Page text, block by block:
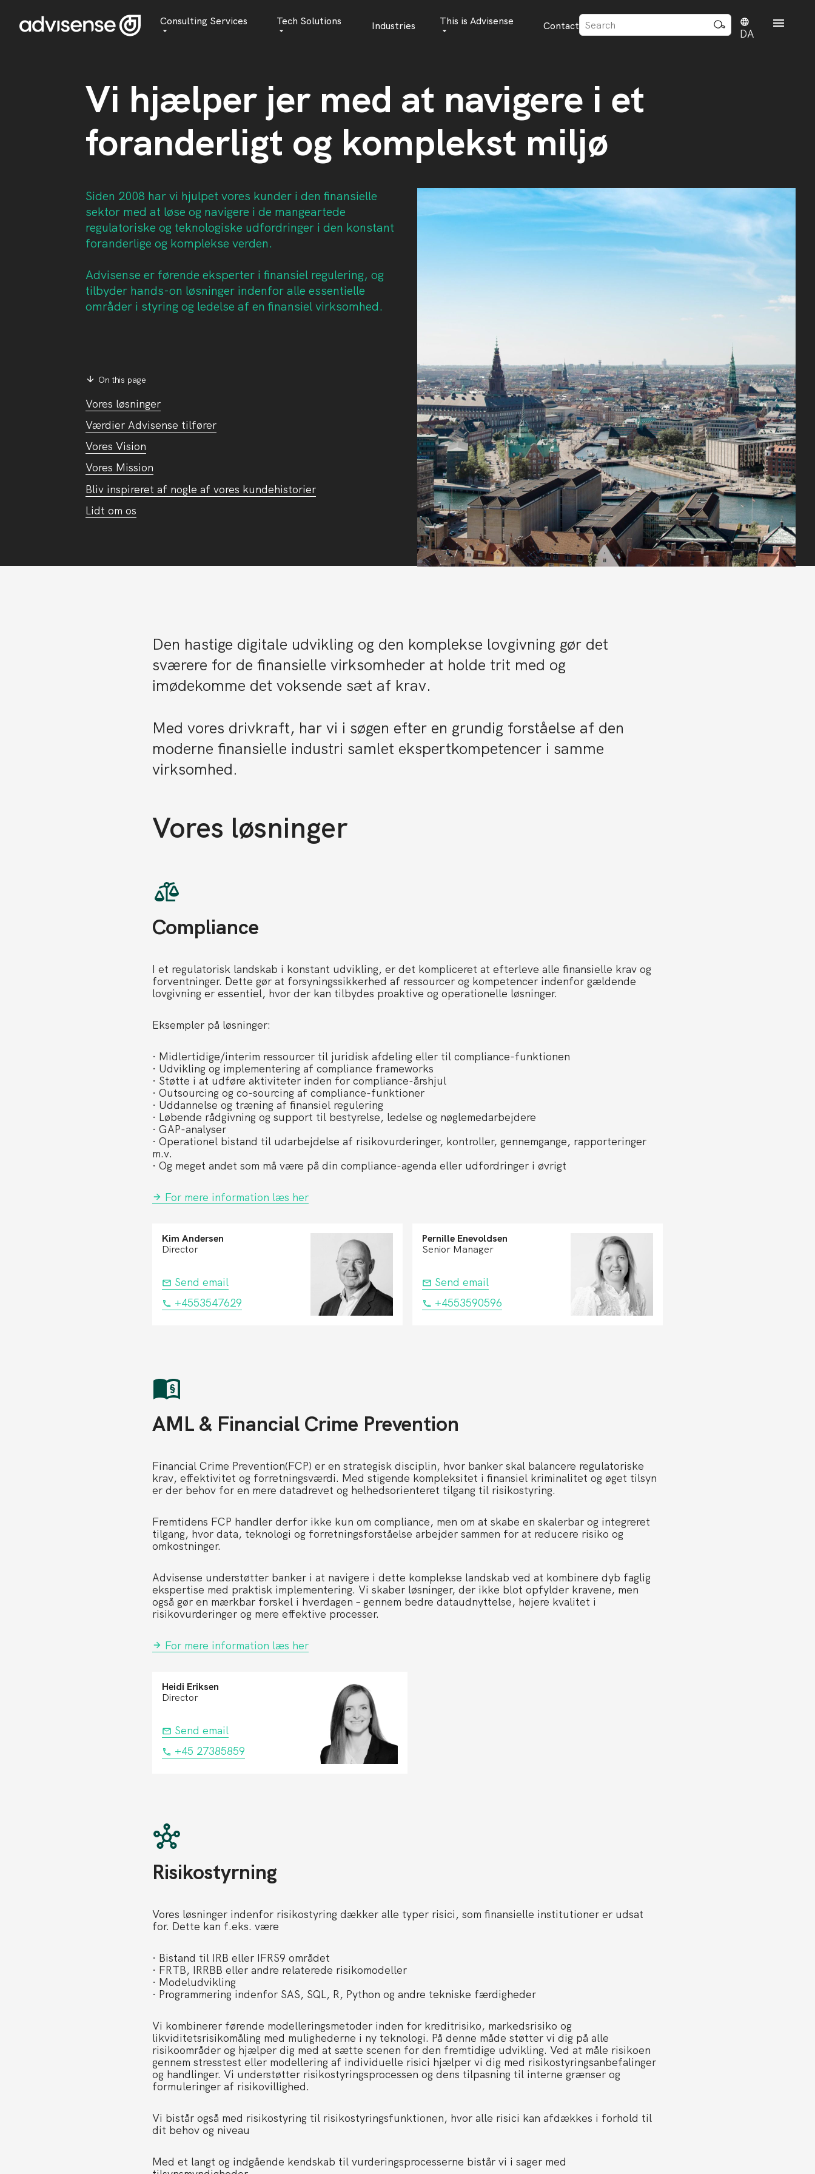
Consulting Services
Managed Services
Tech Solutions
Risk Management
AML Software
Industries This is Advisense
News
Career
Sustainability at Advisense
ContactSök
efter:
DA
Vi hjælper jer med at navigere i et
foranderligt og komplekst miljø
Siden 2008 har vi hjulpet vores kunder i den finansielle
sektor med at løse og navigere i de mangeartede
regulatoriske og teknologiske udfordringer i den konstant
foranderlige og komplekse verden.
Advisense er førende eksperter i finansiel regulering, og
tilbyder hands-on løsninger indenfor alle essentielle
områder i styring og ledelse af en finansiel virksomhed.
On this page
Vores løsninger
Værdier Advisense tilfører
Vores Vision
Vores Mission
Bliv inspireret af nogle af vores kundehistorier
Lidt om os
Den hastige digitale udvikling og den komplekse lovgivning gør det
sværere for de finansielle virksomheder at holde trit med og
imødekomme det voksende sæt af krav.
Med vores drivkraft, har vi i søgen efter en grundig forståelse af den
moderne finansielle industri samlet ekspertkompetencer i samme
virksomhed.
Vores løsninger
Compliance
I et regulatorisk landskab i konstant udvikling, er det kompliceret at efterleve alle finansielle krav og
forventninger. Dette gør at forsyningssikkerhed af ressourcer og kompetencer indenfor gældende
lovgivning er essentiel, hvor der kan tilbydes proaktive og operationelle løsninger.
Eksempler på løsninger:
· Midlertidige/interim ressourcer til juridisk afdeling eller til compliance-funktionen
· Udvikling og implementering af compliance frameworks
· Støtte i at udføre aktiviteter inden for compliance-årshjul
· Outsourcing og co-sourcing af compliance-funktioner
· Uddannelse og træning af finansiel regulering
· Løbende rådgivning og support til bestyrelse, ledelse og nøglemedarbejdere
· GAP-analyser
· Operationel bistand til udarbejdelse af risikovurderinger, kontroller, gennemgange, rapporteringer
m.v.
· Og meget andet som må være på din compliance-agenda eller udfordringer i øvrigt
For mere information læs her
Kim Andersen
Director
Send email
+4553547629
Pernille Enevoldsen
Senior Manager
Send email
+4553590596
AML & Financial Crime Prevention
Financial Crime Prevention(FCP) er en strategisk disciplin, hvor banker skal balancere regulatoriske
krav, effektivitet og forretningsværdi. Med stigende kompleksitet i finansiel kriminalitet og øget tilsyn
er der behov for en mere datadrevet og helhedsorienteret tilgang til risikostyring.
Fremtidens FCP handler derfor ikke kun om compliance, men om at skabe en skalerbar og integreret
tilgang, hvor data, teknologi og forretningsforståelse arbejder sammen for at reducere risiko og
omkostninger.
Advisense understøtter banker i at navigere i dette komplekse landskab ved at kombinere dyb faglig
ekspertise med praktisk implementering. Vi skaber løsninger, der ikke blot opfylder kravene, men
også gør en mærkbar forskel i hverdagen – gennem bedre dataudnyttelse, højere kvalitet i
risikovurderinger og mere effektive processer.
For mere information læs her
Heidi Eriksen
Director
Send email
+45 27385859
Risikostyrning
Vores løsninger indenfor risikostyring dækker alle typer risici, som finansielle institutioner er udsat
for. Dette kan f.eks. være
· Bistand til IRB eller IFRS9 området
· FRTB, IRRBB eller andre relaterede risikomodeller
· Modeludvikling
· Programmering indenfor SAS, SQL, R, Python og andre tekniske færdigheder
Vi kombinerer førende modelleringsmetoder inden for kreditrisiko, markedsrisiko og
likviditetsrisikomåling med mulighederne i ny teknologi. På denne måde støtter vi dig på alle
risikoområder og hjælper dig med at sætte scenen for den fremtidige udvikling. Ved at måle risikoen
gennem stresstest eller modellering af individuelle risici hjælper vi dig med risikostyringsanbefalinger
og handlinger. Vi understøtter risikostyringsprocessen og dens tilpasning til interne grænser og
formuleringer af risikovillighed.
Vi bistår også med risikostyring til risikostyringsfunktionen, hvor alle risici kan afdækkes i forhold til
dit behov og niveau
Med et langt og indgående kendskab til vurderingsprocesserne bistår vi i sager med